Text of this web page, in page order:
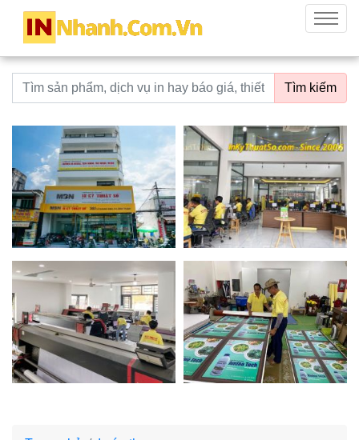
innhanh.com.vn
Menu
Từ khoá tìm kiếm Tìm kiếm